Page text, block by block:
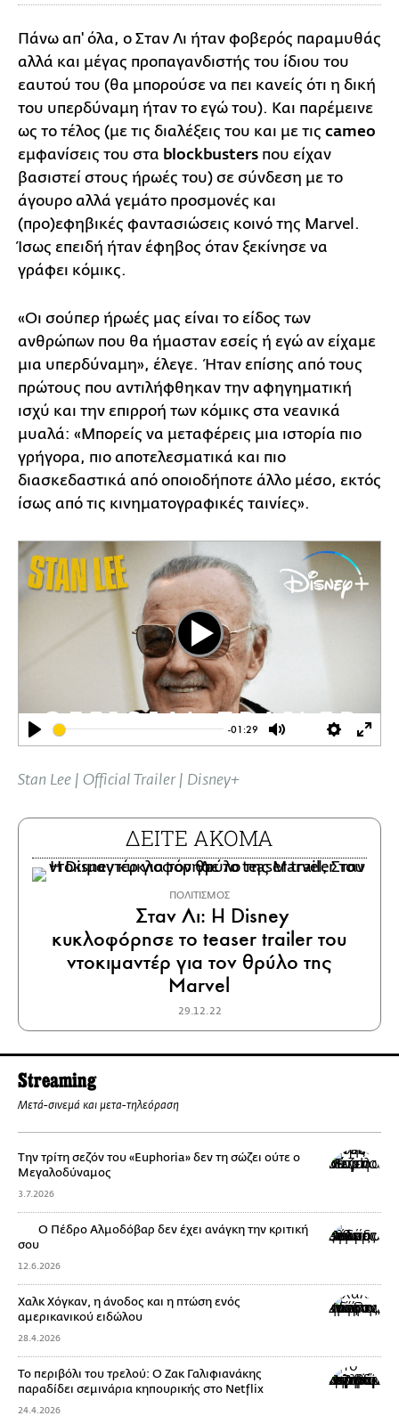
Πάνω απ' όλα, ο Σταν Λι ήταν φοβερός παραμυθάς
αλλά και μέγας προπαγανδιστής του ίδιου του
εαυτού του (θα μπορούσε να πει κανείς ότι η δική
του υπερδύναμη ήταν το εγώ του). Και παρέμεινε
ως το τέλος (με τις διαλέξεις του και με τις cameo
εμφανίσεις του στα blockbusters που είχαν
βασιστεί στους ήρωές του) σε σύνδεση με το
άγουρο αλλά γεμάτο προσμονές και
(προ)εφηβικές φαντασιώσεις κοινό της Marvel.
Ίσως επειδή ήταν έφηβος όταν ξεκίνησε να
γράφει κόμικς.
«Οι σούπερ ήρωές μας είναι το είδος των
ανθρώπων που θα ήμασταν εσείς ή εγώ αν είχαμε
μια υπερδύναμη», έλεγε. Ήταν επίσης από τους
πρώτους που αντιλήφθηκαν την αφηγηματική
ισχύ και την επιρροή των κόμικς στα νεανικά
μυαλά: «Μπορείς να μεταφέρεις μια ιστορία πιο
γρήγορα, πιο αποτελεσματικά και πιο
διασκεδαστικά από οποιοδήποτε άλλο μέσο, εκτός
ίσως από τις κινηματογραφικές ταινίες».
Play
-01:29
Mute Settings
Play
Stan Lee | Official Trailer | Disney+
ΔΕΙΤΕ ΑΚΟΜΑ
ΠΟΛΙΤΙΣΜΟΣ
Σταν Λι: Η Disney
κυκλοφόρησε το teaser trailer του
ντοκιμαντέρ για τον θρύλο της
Marvel
29.12.22
Streaming
Μετά-σινεμά και μετα-τηλεόραση
Την τρίτη σεζόν του «Euphoria» δεν τη σώζει ούτε ο
Μεγαλοδύναμος
3.7.2026
Ο Πέδρο Αλμοδόβαρ δεν έχει ανάγκη την κριτική
σου
12.6.2026
Χαλκ Χόγκαν, η άνοδος και η πτώση ενός
αμερικανικού ειδώλου
28.4.2026
Το περιβόλι του τρελού: Ο Ζακ Γαλιφιανάκης
παραδίδει σεμινάρια κηπουρικής στο Netflix
24.4.2026